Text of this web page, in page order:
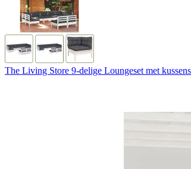
The Living Store 9-delige Loungeset met